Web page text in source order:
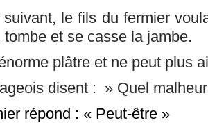
suivant, le fils du fermier
tombe et se casse la jambe.
plâtre et ne peut plus
disent : » Quel
répond : « Peut-être »